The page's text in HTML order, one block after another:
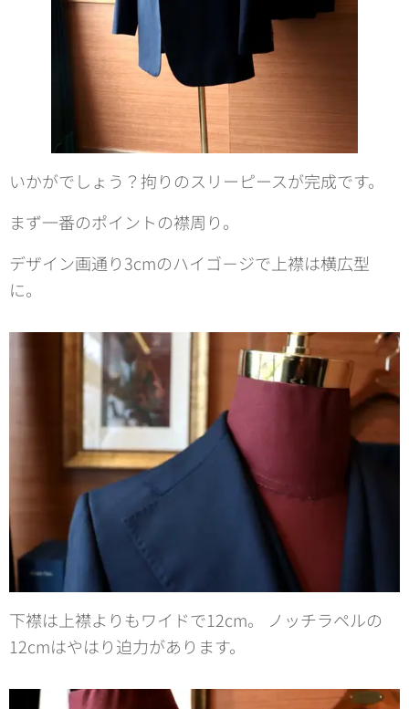
いかがでしょう？拘りのスリーピースが完成です。
まず一番のポイントの襟周り。
デザイン画通り3cmのハイゴ－ジで上襟は横広型
に。
下襟は上襟よりもワイドで12cm。 ノッチラペルの
12cmはやはり迫力があります。